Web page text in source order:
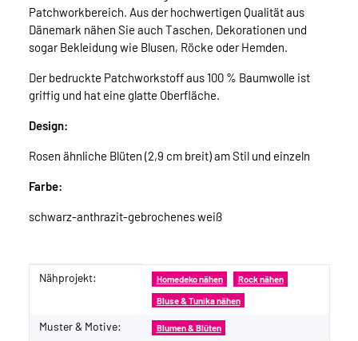
Patchworkbereich. Aus der hochwertigen Qualität aus
Dänemark nähen Sie auch Taschen, Dekorationen und
sogar Bekleidung wie Blusen, Röcke oder Hemden.
Der bedruckte Patchworkstoff aus 100 % Baumwolle ist
griffig und hat eine glatte Oberfläche.
Design:
Rosen ähnliche Blüten (2,9 cm breit) am Stil und einzeln
Farbe:
schwarz-anthrazit-gebrochenes weiß
Produkteigenschaft
Wert
Nähprojekt: Homedeko nähen Rock nähen
Bluse & Tunika nähen
Muster & Motive: Blumen & Blüten